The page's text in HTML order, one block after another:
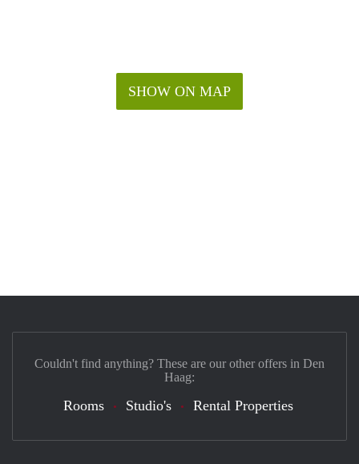
SHOW ON MAP
Couldn't find anything? These are our other offers in Den
Haag:
Rooms Studio's Rental Properties